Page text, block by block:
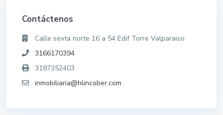
Contáctenos
Calle sexta norte 16 a 54 Edif Torre Valparaiso
3166170394
3187352403
inmobiliaria@hlincober.com